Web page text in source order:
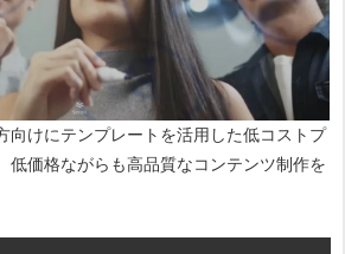
はもちろん、チラシやパンフレットといっ
までワンストップで対応できるため、窓口
促を行いたい企業に最適です。
向けにテンプレートを活用した低コストプ
低価格ながらも高品質なコンテンツ制作を